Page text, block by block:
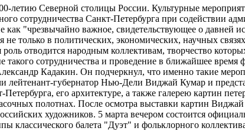
летию Северной столицы России. Культурные
сотрудничества Санкт-Петербурга при содействии
как "чрезвычайно важное, свидетельствующее о давней
только в политических, экономических, научных
отводится народным коллективам, творчество
сотрудничества и проведение в ближайшее время
Кадакин. Он подчеркнул, что именно такие
лейтенант-губернатор Нью-Дели Виджай Кумар и
его архитектуре, а также галерею картин
полотнах. После осмотра выставки картин
художников. 5 марта вечером состоится
классического балета "Дуэт" и фольклорного